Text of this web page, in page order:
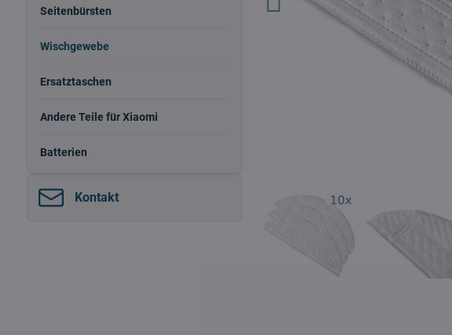
Seitenbürsten
Wischgewebe
Ersatztaschen
Andere Teile für Xiaomi
Batterien
Kontakt